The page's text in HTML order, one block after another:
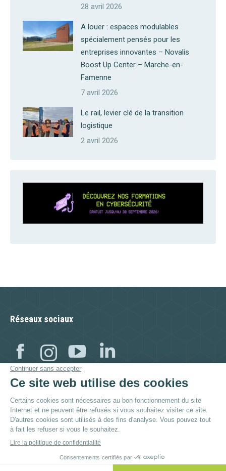
28 avril 2026
A louer : espaces modulables
spécialement pensés pour les
entreprises innovantes – Novalis
Boost Up Center – Marche-en-
Famenne
7 avril 2026
Le rail, levier clé de la transition
logistique
2 avril 2026
Réseaux sociaux
Facebook
Instagram
YouTube
Visitez aussi :
© ByPoush